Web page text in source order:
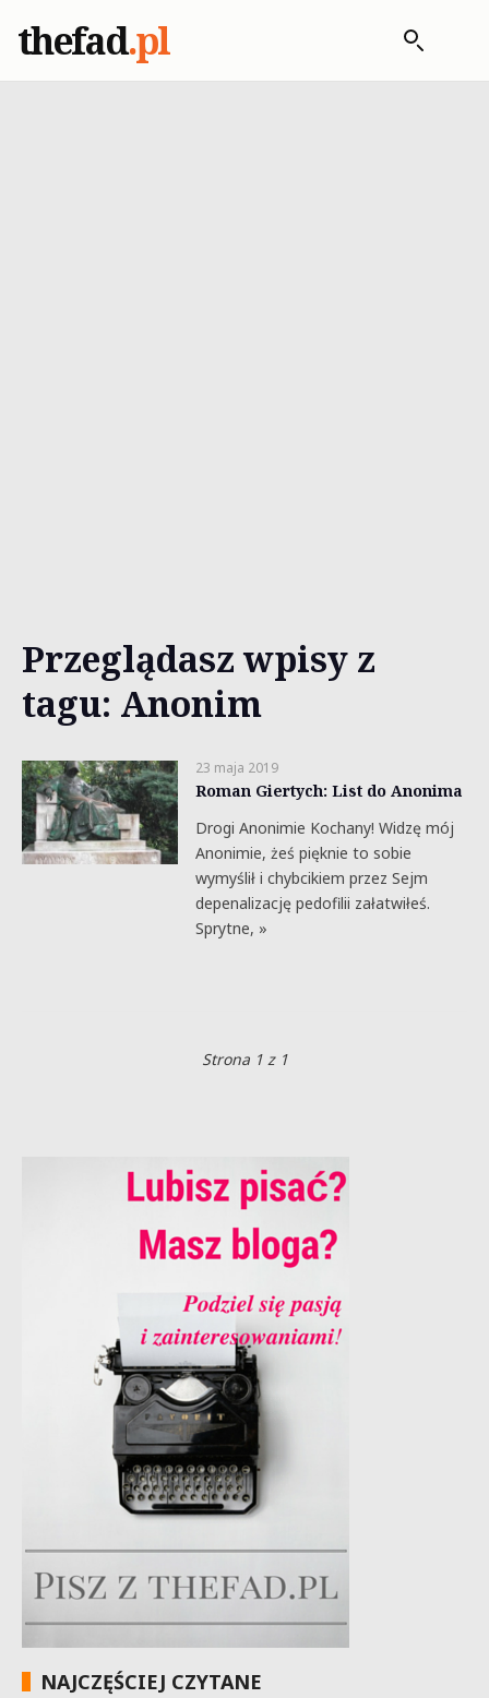
thefad.pl
Przeglądasz wpisy z
tagu: Anonim
23 maja 2019
Roman Giertych: List do Anonima
Drogi Anonimie Kochany! Widzę mój
Anonimie, żeś pięknie to sobie
wymyślił i chybcikiem przez Sejm
depenalizację pedofilii załatwiłeś.
Sprytne, »
Strona 1 z 1
NAJCZĘŚCIEJ CZYTANE